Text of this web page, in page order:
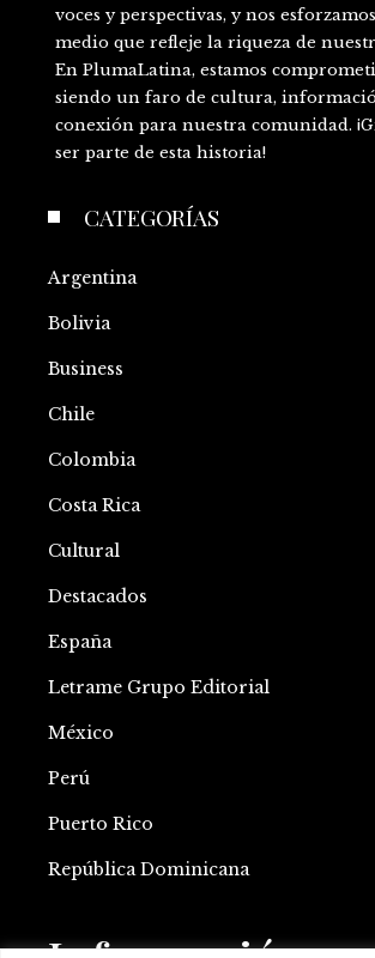
voces y perspectivas, y nos
medio que refleje la riqueza de
En PlumaLatina, estamos
siendo un faro de cultura,
conexión para nuestra comunidad.
ser parte de esta historia!
CATEGORÍAS
Argentina
Bolivia
Business
Chile
Colombia
Costa Rica
Cultural
Destacados
España
Letrame Grupo Editorial
México
Perú
Puerto Rico
República Dominicana